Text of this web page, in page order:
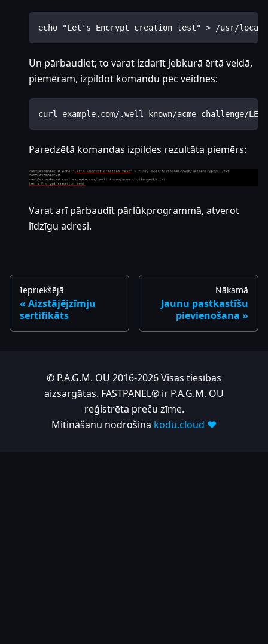
echo "Let's Encrypt creation test" > /usr/local/
Un pārbaudiet; to varat izdarīt jebkurā ērtā veidā,
piemēram, izpildot komandu pēc veidnes:
curl example.com/.well-known/acme-challenge/
Paredzētā komandas izpildes rezultāta piemērs:
Varat arī pārbaudīt pārlūkprogrammā, atverot
līdzīgu adresi.
Iepriekšējā
Aizstājējzīmju
sertifikāts
Nākamā
Jaunu pastkastīšu
pievienošana
© P.A.G.M. OU 2016-2026 Visas tiesības
aizsargātas. FASTPANEL® ir P.A.G.M. OU
reģistrēta preču zīme.
Mitināšanu nodrošina kodu.cloud ❤️